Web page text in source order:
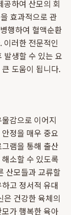
공하여 산모의 회
효과적으로 관
행하여 혈액순환
이러한 전문적인
발생할 수 있는 요
도움이 됩니다.
감으로 이어지
정을 매우 중요
램을 통해 출산
소할 수 있도록
산모들과 교류할
고 정서적 유대
은 건강한 육체의
가 행복한 육아